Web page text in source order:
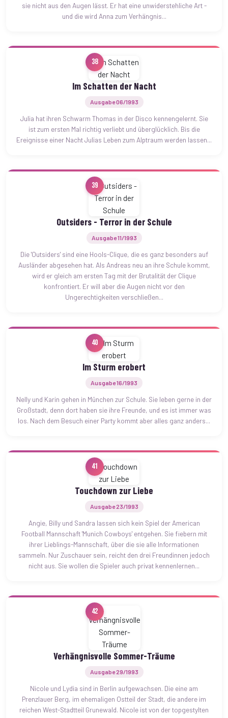
sie nicht aus den Augen lässt. Er hat eine unwiderstehliche Art -
und die wird Anna zum Verhängnis...
38
Im Schatten der Nacht
Ausgabe 06/1993
Julia hat ihren Schwarm Thomas in der Disco kennengelernt. Sie
ist zum ersten Mal richtig verliebt und überglücklich. Bis die
Ereignisse einer Nacht Julias Leben zum Alptraum werden lassen...
39
Outsiders - Terror in der Schule
Ausgabe 11/1993
Die 'Outsiders' sind eine Hools-Clique, die es ganz besonders auf
Ausländer abgesehen hat. Als Andreas neu an ihre Schule kommt,
wird er gleich am ersten Tag mit der Brutalität der Clique
konfrontiert. Er will aber die Augen nicht vor den
Ungerechtigkeiten verschließen...
40
Im Sturm erobert
Ausgabe 16/1993
Nelly und Karin gehen in München zur Schule. Sie leben gerne in der
Großstadt, denn dort haben sie ihre Freunde, und es ist immer was
los. Nach dem Besuch einer Party kommt aber alles ganz anders...
41
Touchdown zur Liebe
Ausgabe 23/1993
Angie, Billy und Sandra lassen sich kein Spiel der American
Football Mannschaft 'Munich Cowboys' entgehen. Sie fiebern mit
ihrer Lieblings-Mannschaft, über die sie alle Informationen
sammeln. Nur Zuschauer sein, reicht den drei Freundinnen jedoch
nicht aus. Sie wollen die Spieler auch privat kennenlernen...
42
Verhängnisvolle Sommer-Träume
Ausgabe 29/1993
Nicole und Lydia sind in Berlin aufgewachsen. Die eine am
Prenzlauer Berg, im ehemaligen Ostteil der Stadt, die andere im
reichen West-Stadtteil Grunewald. Nicole ist von der topgestylten